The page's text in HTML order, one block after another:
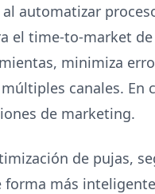
automatizar
el time-to-market
minimiza
canales. En
de marketing.
de pujas,
más